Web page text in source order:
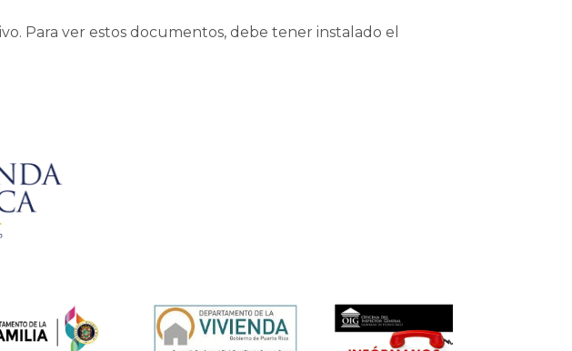
Para ver estos documentos, debe tener instalado el